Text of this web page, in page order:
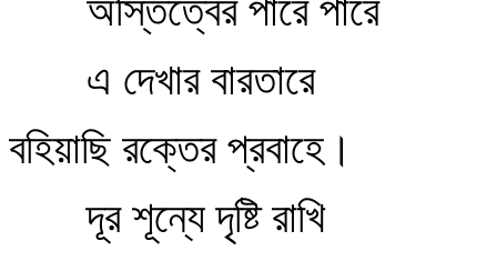
অস্তিত্বের পারে পারে
এ দেখার বারতারে
বহিয়াছি রক্তের প্রবাহে।
দূর শূন্যে দৃষ্টি রাখি